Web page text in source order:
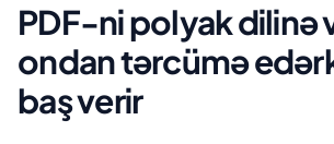
PDF-ni polyak dilinə
ondan tərcümə
baş verir